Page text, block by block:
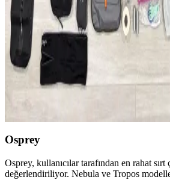
Güney Avrupa'da 50 gün süren seyahatte
çantası kullanılarak hafiflik ve işlevsellik
teknoloji ve bakım önerileriyle minimal
2026 Asya ve Okyanusya Sırt
Ekipman ve Planlama Rehberi
2026'da başlayacak Asya ve Okyanusya
detaylı ekipman ve planlama önerileri
Osprey
Osprey, kullanıcılar tarafından en rahat sırt
değerlendiriliyor. Nebula ve Tropos